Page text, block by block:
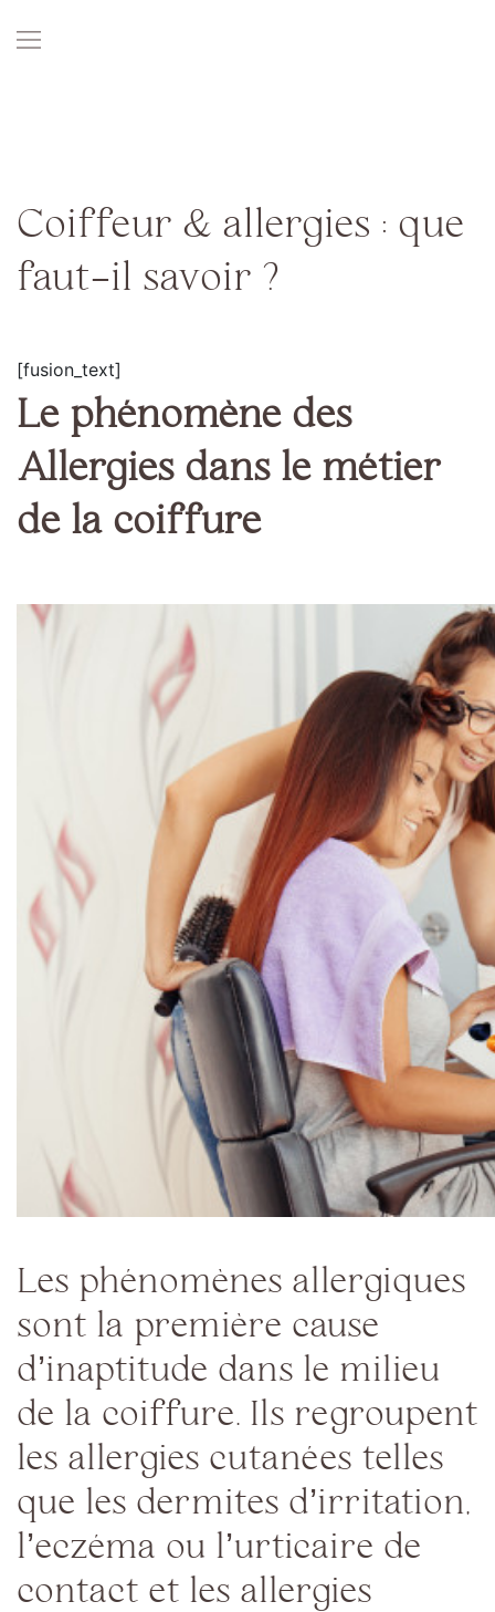
to
content
Coiffeur & allergies : que
faut-il savoir ?
[fusion_text]
Le phénomène des
Allergies dans le métier
de la coiffure
Les phénomènes allergiques
sont la première cause
d’inaptitude dans le milieu
de la coiffure. Ils regroupent
les allergies cutanées telles
que les dermites d’irritation,
l’eczéma ou l’urticaire de
contact et les allergies